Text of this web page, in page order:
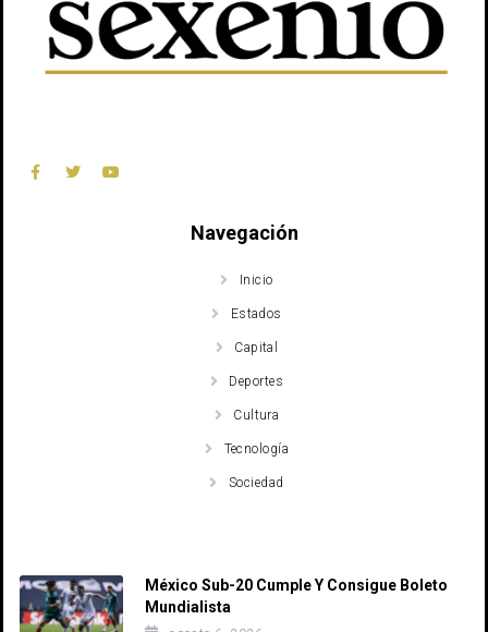
Navegación
Inicio
Estados
Capital
Deportes
Cultura
Tecnología
Sociedad
México Sub-20 Cumple Y Consigue Boleto
Mundialista